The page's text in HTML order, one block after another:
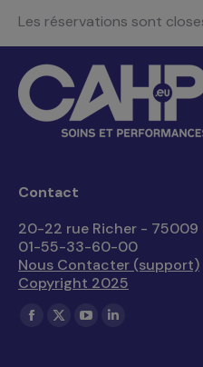
Les réservations sont
Contact
20-22 rue Richer - 75009
01-55-33-60-00
Nous Contacter (support)
Copyright 2025
Trouvez nous sur :
La
La
La
La